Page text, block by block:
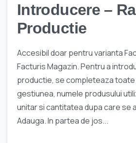
Introducere –
Productie
Accesibil doar pentru varianta
Facturis Magazin. Pentru a
productie, se completeaza
gestiunea, numele produsului
unitar si cantitatea dupa care se
Adauga. In partea de jos...